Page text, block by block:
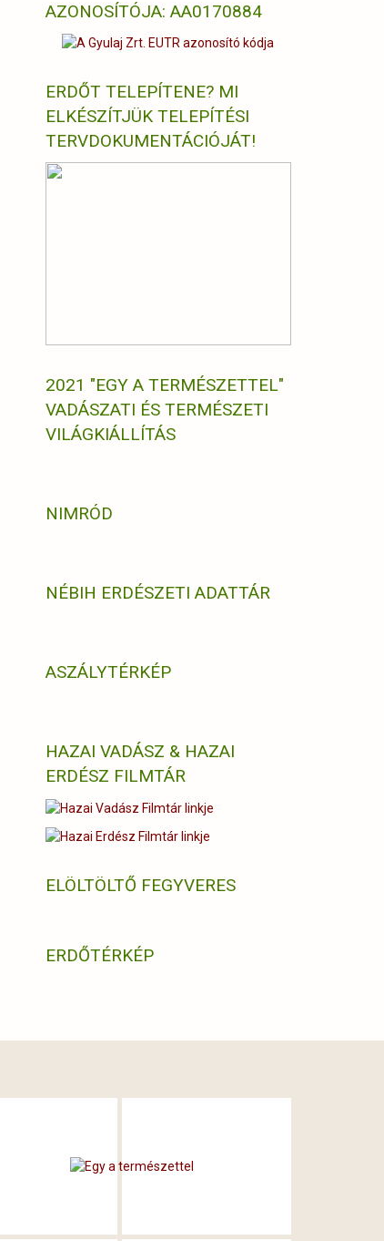
AZONOSÍTÓJA: AA0170884
ERDŐT TELEPÍTENE? MI
ELKÉSZÍTJÜK TELEPÍTÉSI
TERVDOKUMENTÁCIÓJÁT!
2021 "EGY A TERMÉSZETTEL"
VADÁSZATI ÉS TERMÉSZETI
VILÁGKIÁLLÍTÁS
NIMRÓD
NÉBIH ERDÉSZETI ADATTÁR
ASZÁLYTÉRKÉP
HAZAI VADÁSZ & HAZAI
ERDÉSZ FILMTÁR
ELÖLTÖLTŐ FEGYVERES
ERDŐTÉRKÉP